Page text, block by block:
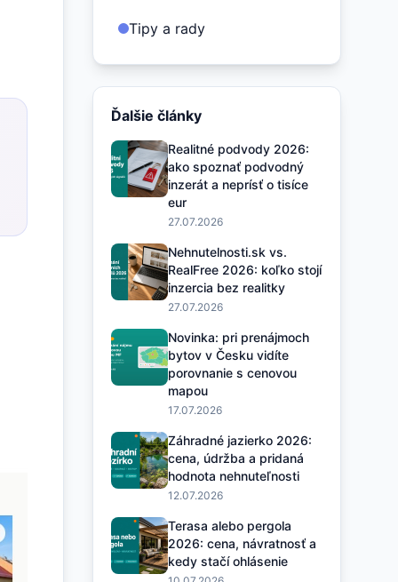
Tipy a rady
Ďalšie články
Realitné podvody 2026:
ako spoznať podvodný
inzerát a neprísť o tisíce
eur
27.07.2026
Nehnutelnosti.sk vs.
RealFree 2026: koľko stojí
inzercia bez realitky
27.07.2026
Novinka: pri prenájmoch
bytov v Česku vidíte
porovnanie s cenovou
mapou
17.07.2026
Záhradné jazierko 2026:
cena, údržba a pridaná
hodnota nehnuteľnosti
12.07.2026
Terasa alebo pergola
2026: cena, návratnosť a
kedy stačí ohlásenie